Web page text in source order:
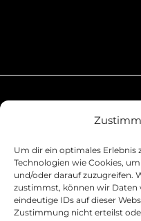
Um dir ein optimales Erlebnis
Technologien wie Cookies,
und/oder darauf zuzugreifen.
zustimmst, können wir Daten
eindeutige IDs auf dieser
Zustimmung nicht erteilst
Mensch, Tier
Portfolio